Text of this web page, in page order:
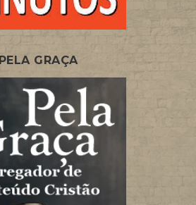
PELA GRAÇA